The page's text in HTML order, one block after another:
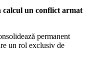
calcul un conflict armat
permanent
un rol exclusiv de